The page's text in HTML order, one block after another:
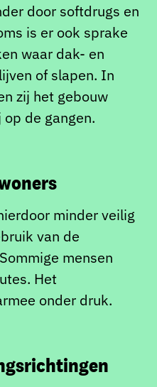
door softdrugs en
is er ook sprake
waar dak- en
of slapen. In
zij het gebouw
de gangen.
minder veilig
van de
mensen
Het
onder druk.